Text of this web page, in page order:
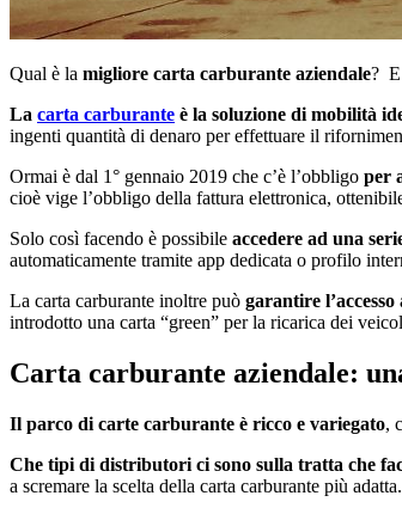
Qual è la migliore carta carburante aziendale? E
La carta carburante è la soluzione di mobilità
ingenti quantità di denaro per effettuare il
Ormai è dal 1° gennaio 2019 che c’è l’obbligo per
cioè vige l’obbligo della fattura elettronica,
Solo così facendo è possibile accedere ad una
automaticamente tramite app dedicata o profilo
La carta carburante inoltre può garantire
introdotto una carta “green” per la ricarica dei
Carta carburante aziendale:
Il parco di carte carburante è ricco e variegato,
Che tipi di distributori ci sono sulla tratta che
a scremare la scelta della carta carburante più